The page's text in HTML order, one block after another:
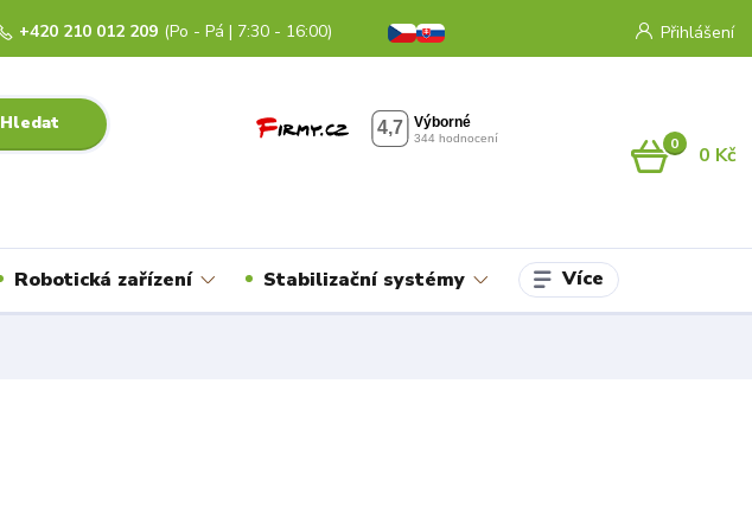
Přihlášení
Hledat
+420 210 012 209 (Po - Pá | 7:30 - 16:00)
0 0 Kč
Robotická zařízení Stabilizační systémy Více